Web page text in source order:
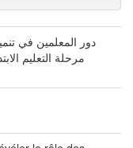
دور المعلمين في
مرحلة التعليم